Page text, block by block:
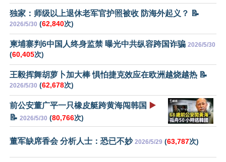
独家：师级以上退休老军官护照被收 防海外起义？ 📝
2026/5/30 (62,840次)
柬埔寨判6中国人终身监禁 曝光中共纵容跨国诈骗 2026/5/30
(60,405次)
王毅挥舞胡萝卜加大棒 惧怕捷克效应在欧洲越烧越热 📝
2026/5/30 (62,678次)
前公安董广平一只橡皮艇跨黄海闯韩国 ▶️
📝 2026/5/30 (80,766次)
董军缺席香会 分析人士：恐已不妙 2026/5/29 (63,787次)